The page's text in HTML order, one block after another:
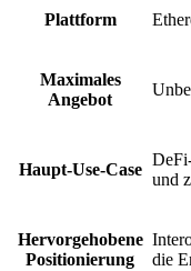
Plattform
Maximales
Angebot
Haupt-Use-Case
und
Hervorgehobene
Positionierung
die